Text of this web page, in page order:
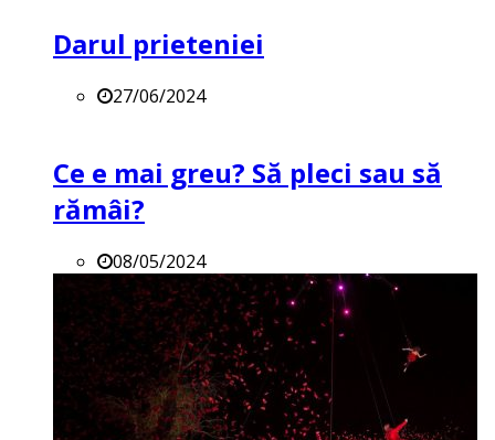
Darul prieteniei
27/06/2024
Ce e mai greu? Să pleci sau să
rămâi?
08/05/2024